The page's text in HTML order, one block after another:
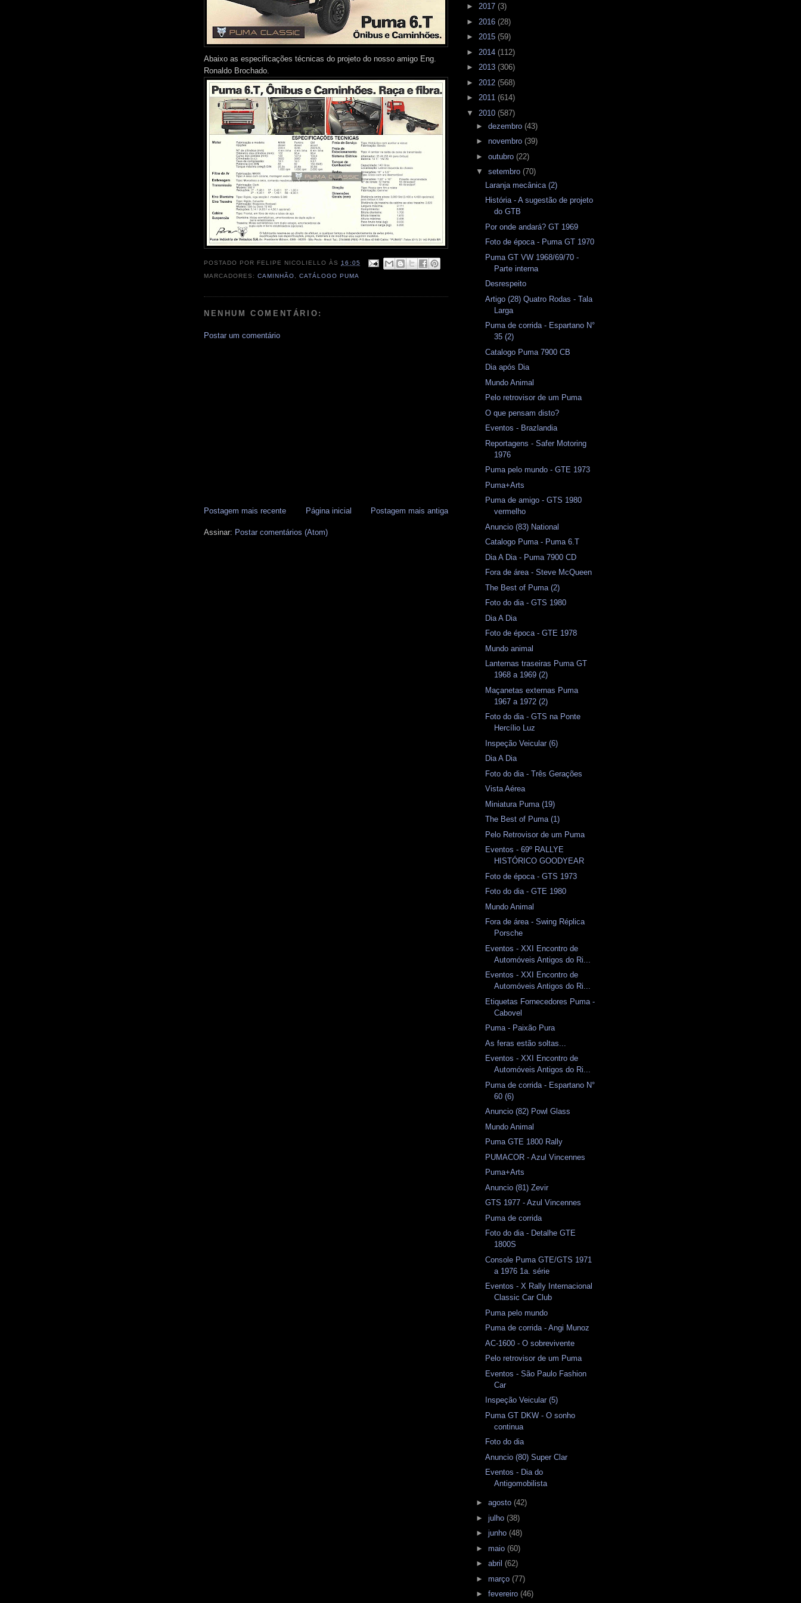
Abaixo as especificações técnicas do projeto do nosso amigo Eng.
Ronaldo Brochado.
POSTADO POR FELIPE NICOLIELLO ÀS 16:05
MARCADORES:CAMINHÃO ,CATÁLOGO PUMA
NENHUM COMENTÁRIO:
Postar um comentário
Postagem mais recente Postagem mais antiga
Página inicial
Assinar: Postar comentários (Atom)
► 2017 (3)
► 2016 (28)
► 2015 (59)
► 2014 (112)
► 2013 (306)
► 2012 (568)
► 2011 (614)
▼ 2010 (587)
► dezembro (43)
► novembro (39)
► outubro (22)
▼ setembro (70)
Laranja mecânica (2)
História - A sugestão de projeto
do GTB
Por onde andará? GT 1969
Foto de época - Puma GT 1970
Puma GT VW 1968/69/70 -
Parte interna
Desrespeito
Artigo (28) Quatro Rodas - Tala
Larga
Puma de corrida - Espartano N°
35 (2)
Catalogo Puma 7900 CB
Dia após Dia
Mundo Animal
Pelo retrovisor de um Puma
O que pensam disto?
Eventos - Brazlandia
Reportagens - Safer Motoring
1976
Puma pelo mundo - GTE 1973
Puma+Arts
Puma de amigo - GTS 1980
vermelho
Anuncio (83) National
Catalogo Puma - Puma 6.T
Dia A Dia - Puma 7900 CD
Fora de área - Steve McQueen
The Best of Puma (2)
Foto do dia - GTS 1980
Dia A Dia
Foto de época - GTE 1978
Mundo animal
Lanternas traseiras Puma GT
1968 a 1969 (2)
Maçanetas externas Puma
1967 a 1972 (2)
Foto do dia - GTS na Ponte
Hercílio Luz
Inspeção Veicular (6)
Dia A Dia
Foto do dia - Três Gerações
Vista Aérea
Miniatura Puma (19)
The Best of Puma (1)
Pelo Retrovisor de um Puma
Eventos - 69º RALLYE
HISTÓRICO GOODYEAR
Foto de época - GTS 1973
Foto do dia - GTE 1980
Mundo Animal
Fora de área - Swing Réplica
Porsche
Eventos - XXI Encontro de
Automóveis Antigos do Ri...
Eventos - XXI Encontro de
Automóveis Antigos do Ri...
Etiquetas Fornecedores Puma -
Cabovel
Puma - Paixão Pura
As feras estão soltas...
Eventos - XXI Encontro de
Automóveis Antigos do Ri...
Puma de corrida - Espartano N°
60 (6)
Anuncio (82) Powl Glass
Mundo Animal
Puma GTE 1800 Rally
PUMACOR - Azul Vincennes
Puma+Arts
Anuncio (81) Zevir
GTS 1977 - Azul Vincennes
Puma de corrida
Foto do dia - Detalhe GTE
1800S
Console Puma GTE/GTS 1971
a 1976 1a. série
Eventos - X Rally Internacional
Classic Car Club
Puma pelo mundo
Puma de corrida - Angi Munoz
AC-1600 - O sobrevivente
Pelo retrovisor de um Puma
Eventos - São Paulo Fashion
Car
Inspeção Veicular (5)
Puma GT DKW - O sonho
continua
Foto do dia
Anuncio (80) Super Clar
Eventos - Dia do
Antigomobilista
► agosto (42)
► julho (38)
► junho (48)
► maio (60)
► abril (62)
► março (77)
► fevereiro (46)